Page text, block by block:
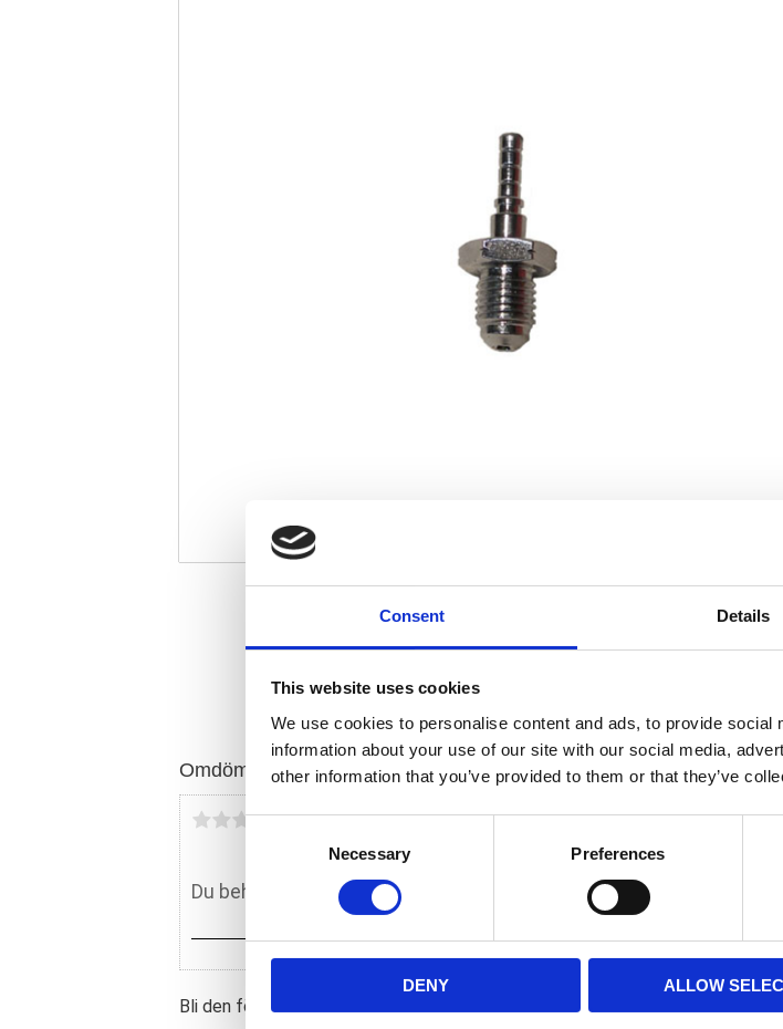
Consent Details
This website uses cookies
We use cookies to personalise content and ads, to provide
information about your use of our site with our social media,
other information that you’ve provided to them or that they’ve
C
S
Necessary Preferences
DENY ALLOW
Omdömen
Du
Bli den första att lämna ett omdöme.